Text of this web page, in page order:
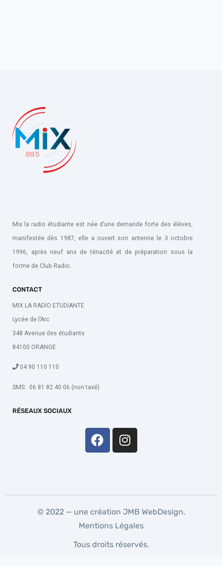
Mix la radio étudiante est née d’une demande forte des élèves,
manifestée dès 1987, elle a ouvert son antenne le 3 octobre
1996, après neuf ans de ténacité et de préparation sous la
forme de Club Radio.
CONTACT
MIX LA RADIO ETUDIANTE
Lycée de l’Arc
348 Avenue des étudiants
84100 ORANGE
04 90 110 110
SMS : 06 81 82 40 06 (non taxé)
RÉSEAUX SOCIAUX
© 2022 — une création JMB WebDesign.
Mentions Légales
Tous droits réservés.